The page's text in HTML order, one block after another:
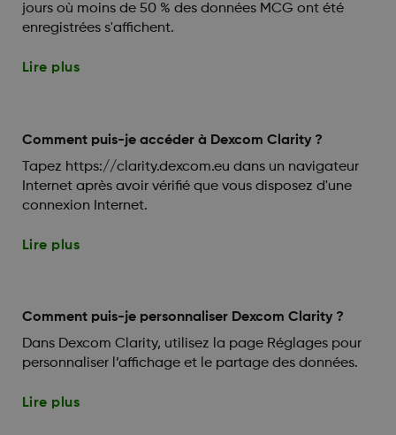
jours où moins de 50 % des données MCG ont été
enregistrées s'affichent.
Lire plus
Comment puis-je accéder à Dexcom Clarity ?
Tapez https://clarity.dexcom.eu dans un navigateur
Internet après avoir vérifié que vous disposez d'une
connexion Internet.
Lire plus
Comment puis-je personnaliser Dexcom Clarity ?
Dans Dexcom Clarity, utilisez la page Réglages pour
personnaliser l’affichage et le partage des données.
Lire plus